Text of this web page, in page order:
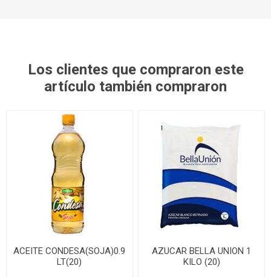
Los clientes que compraron este
artículo también compraron
ACEITE CONDESA(SOJA)0.9
LT(20)
AZUCAR BELLA UNION 1
KILO (20)